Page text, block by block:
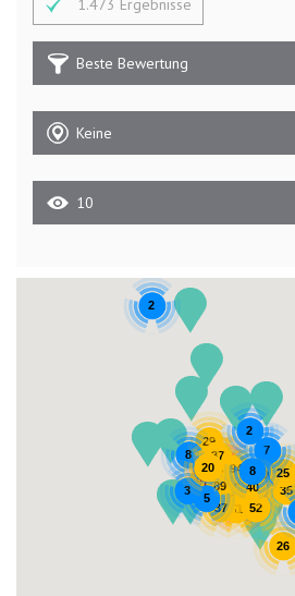
1.473 Ergebnisse
Beste Bewertung
Keine
10
97
132
129 9
29
35
60
25
51
94
37 52
7
8
89
2
26
37
3
40
2
5
20 8